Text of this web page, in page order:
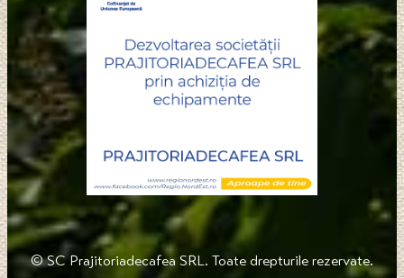
© SC Prajitoriadecafea SRL. Toate drepturile rezervate.